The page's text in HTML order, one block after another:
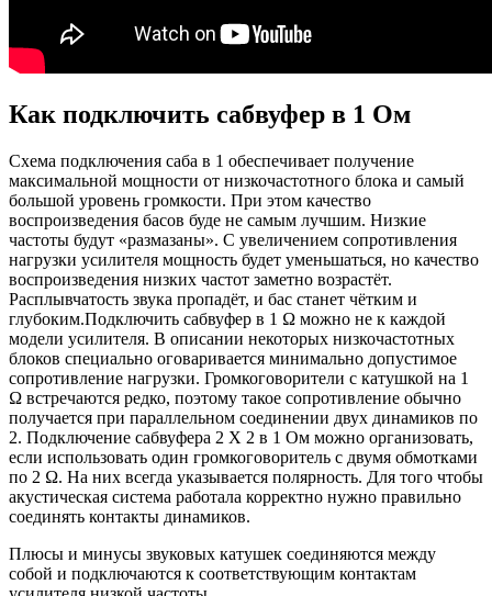
Как подключить сабвуфер в 1 Ом
Схема подключения саба в 1 обеспечивает получение
максимальной мощности от низкочастотного блока и самый
большой уровень громкости. При этом качество
воспроизведения басов буде не самым лучшим. Низкие
частоты будут «размазаны». С увеличением сопротивления
нагрузки усилителя мощность будет уменьшаться, но качество
воспроизведения низких частот заметно возрастёт.
Расплывчатость звука пропадёт, и бас станет чётким и
глубоким.Подключить сабвуфер в 1 Ω можно не к каждой
модели усилителя. В описании некоторых низкочастотных
блоков специально оговаривается минимально допустимое
сопротивление нагрузки. Громкоговорители с катушкой на 1
Ω встречаются редко, поэтому такое сопротивление обычно
получается при параллельном соединении двух динамиков по
2. Подключение сабвуфера 2 Х 2 в 1 Ом можно организовать,
если использовать один громкоговоритель с двумя обмотками
по 2 Ω. На них всегда указывается полярность. Для того чтобы
акустическая система работала корректно нужно правильно
соединять контакты динамиков.
Плюсы и минусы звуковых катушек соединяются между
собой и подключаются к соответствующим контактам